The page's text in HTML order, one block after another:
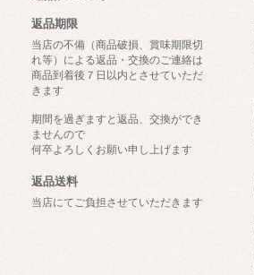
返品期限
当店の不備（商品破損、賞味期限切
れ等）による返品・交換のご連絡は
商品到着後７日以内とさせていただ
きます
期間を過ぎますと返品、交換ができ
ませんので
何卒よろしくお願い申し上げます
返品送料
当店にてご負担させていただきます